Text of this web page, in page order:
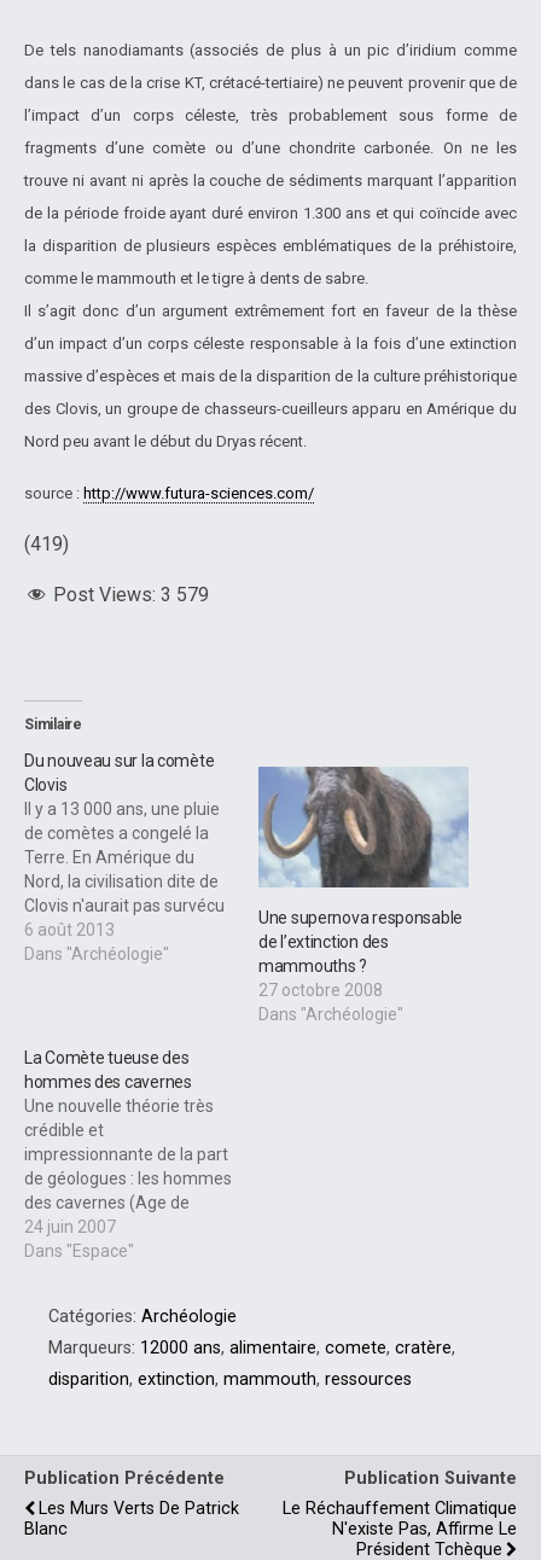
De tels nanodiamants (associés de plus à un pic d’iridium comme
dans le cas de la crise KT, crétacé-tertiaire) ne peuvent provenir que de
l’impact d’un corps céleste, très probablement sous forme de
fragments d’une comète ou d’une chondrite carbonée. On ne les
trouve ni avant ni après la couche de sédiments marquant l’apparition
de la période froide ayant duré environ 1.300 ans et qui coïncide avec
la disparition de plusieurs espèces emblématiques de la préhistoire,
comme le mammouth et le tigre à dents de sabre.
Il s’agit donc d’un argument extrêmement fort en faveur de la thèse
d’un impact d’un corps céleste responsable à la fois d’une extinction
massive d’espèces et mais de la disparition de la culture préhistorique
des Clovis, un groupe de chasseurs-cueilleurs apparu en Amérique du
Nord peu avant le début du Dryas récent.
source : http://www.futura-sciences.com/
(419)
Post Views: 3 579
Similaire
Du nouveau sur la comète
Clovis
Il y a 13 000 ans, une pluie
de comètes a congelé la
Terre. En Amérique du
Nord, la civilisation dite de
Clovis n'aurait pas survécu
à ce cataclysme. C'est ainsi
qu'en 2010, et en ces
6 août 2013
Dans "Archéologie"
Une supernova responsable
de l’extinction des
mammouths ?
27 octobre 2008
Dans "Archéologie"
La Comète tueuse des
hommes des cavernes
Une nouvelle théorie très
crédible et
impressionnante de la part
de géologues : les hommes
des cavernes (Age de
pierre) auraient été
frappés par une énorme
considérables à cette
époque. Pour certains
chercheurs, on vient de
24 juin 2007
Dans "Espace"
Catégories: Archéologie
Marqueurs: 12000 ans, alimentaire, comete, cratère,
disparition, extinction, mammouth, ressources
Publication Précédente
Les Murs Verts De Patrick
Blanc
Publication Suivante
Le Réchauffement Climatique
N'existe Pas, Affirme Le
Président Tchèque